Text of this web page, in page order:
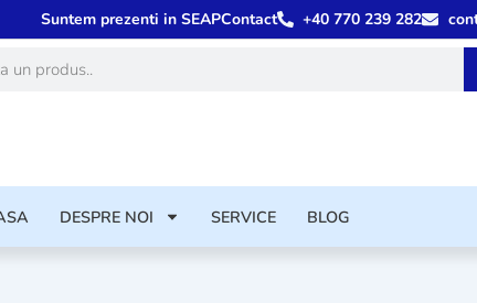
+40 770 239 282
Suntem prezenti in SEAPContact
DESPRE NOI SERVICE BLOG